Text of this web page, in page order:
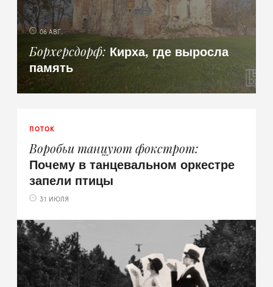
06 АВГ.
Борхерсдорф Кирха, где выросла
память
ПОТОК
Воробьи танцуют фокстрот
Почему в танцевальном оркестре
запели птицы
31 ИЮЛЯ